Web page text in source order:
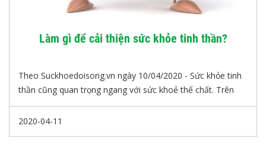
Làm gì để cải thiện sức khỏe tinh thần?
Theo Suckhoedoisong.vn ngày 10/04/2020 - Sức khỏe tinh
thần cũng quan trọng ngang với sức khoẻ thể chất. Trên
thực tế, cả hai có ảnh hưởng đến nhau: trạng thái tinh thần
ảnh hưởng đến mọi thứ từ huyết áp đến hoóc môn và nhịp
2020-04-11